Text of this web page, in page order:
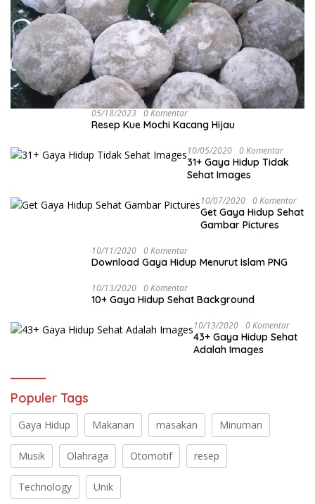
05/18/2023 0 Komentar
Resep Kue Mochi Kacang Hijau
10/05/2020 0 Komentar
31+ Gaya Hidup Tidak
Sehat Images
10/07/2020 0 Komentar
Get Gaya Hidup Sehat
Gambar Pictures
10/11/2020 0 Komentar
Download Gaya Hidup Menurut Islam PNG
10/13/2020 0 Komentar
10+ Gaya Hidup Sehat Background
10/13/2020 0 Komentar
43+ Gaya Hidup Sehat
Adalah Images
Populer Tags
Gaya Hidup Makanan masakan Minuman
Musik Olahraga Otomotif resep
Technology Unik